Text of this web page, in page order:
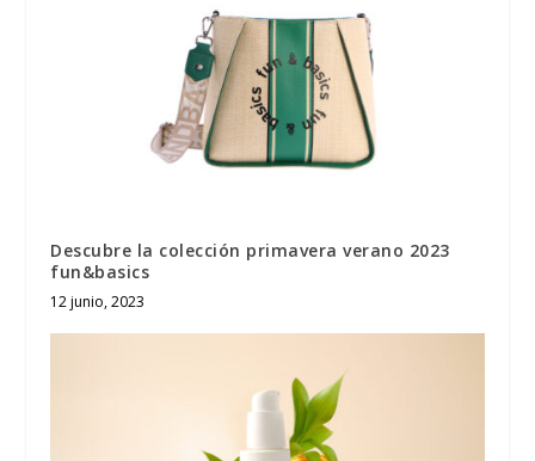
Descubre la colección primavera verano 2023
fun&basics
12 junio, 2023